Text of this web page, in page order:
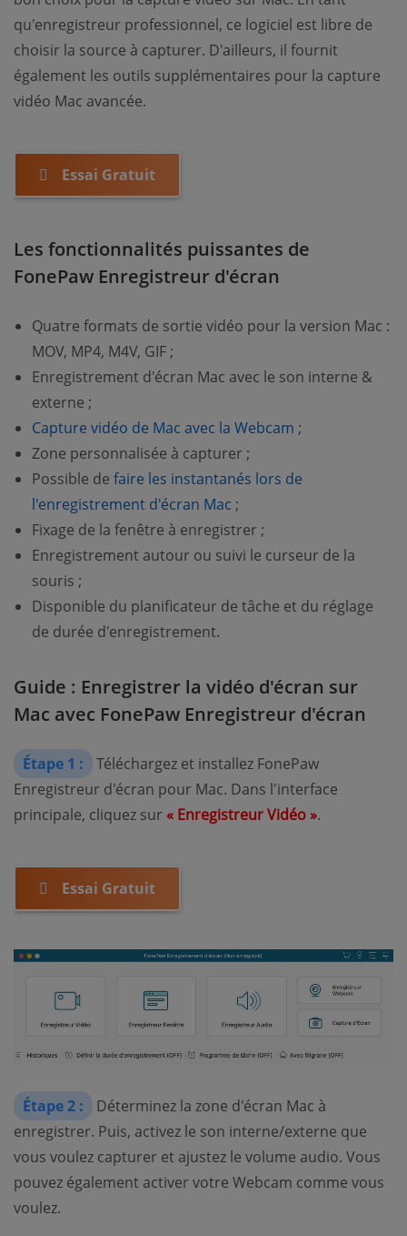
qu'enregistreur professionnel, ce logiciel est libre de
choisir la source à capturer. D'ailleurs, il fournit
également les outils supplémentaires pour la capture
vidéo Mac avancée.
Essai Gratuit
Les fonctionnalités puissantes de
FonePaw Enregistreur d'écran
Quatre formats de sortie vidéo pour la version Mac :
MOV, MP4, M4V, GIF ;
Enregistrement d'écran Mac avec le son interne &
externe ;
Capture vidéo de Mac avec la Webcam ;
Zone personnalisée à capturer ;
Possible de faire les instantanés lors de
l'enregistrement d'écran Mac ;
Fixage de la fenêtre à enregistrer ;
Enregistrement autour ou suivi le curseur de la
souris ;
Disponible du planificateur de tâche et du réglage
de durée d'enregistrement.
Guide : Enregistrer la vidéo d'écran sur
Mac avec FonePaw Enregistreur d'écran
Étape 1 :
Téléchargez et installez FonePaw
Enregistreur d'écran pour Mac. Dans l'interface
principale, cliquez sur « Enregistreur Vidéo ».
Essai Gratuit
Étape 2 :
Déterminez la zone d'écran Mac à
enregistrer. Puis, activez le son interne/externe que
vous voulez capturer et ajustez le volume audio. Vous
pouvez également activer votre Webcam comme vous
voulez.